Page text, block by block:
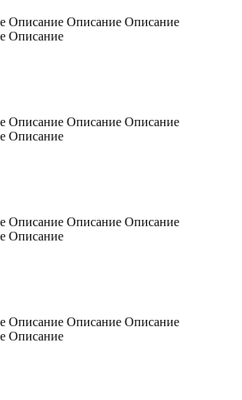
Oписание Oписание Oписание
Oписание
Oписание Oписание Oписание
Oписание
Oписание Oписание Oписание
Oписание
Oписание Oписание Oписание
Oписание